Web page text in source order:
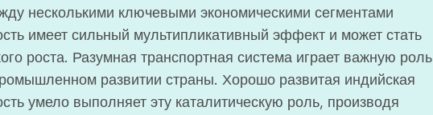
несколькими ключевыми экономическими сегментами
имеет сильный мультипликативный эффект и может стать
роста. Разумная транспортная система играет важную роль
развитии страны. Хорошо развитая индийская
умело выполняет эту каталитическую роль, производя